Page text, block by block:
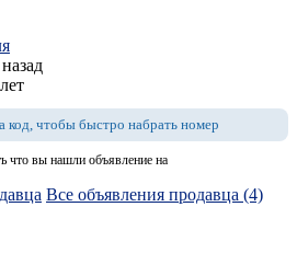
код, чтобы быстро набрать номер
что вы нашли объявление на
Все объявления продавца (4)